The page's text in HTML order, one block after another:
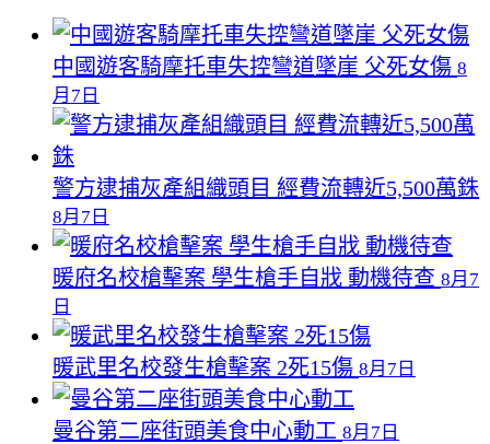
中國遊客騎摩托車失控彎道墜崖 父死女傷 8
月7日
警方逮捕灰產組織頭目 經費流轉近5,500萬銖
8月7日
暖府名校槍擊案 學生槍手自戕 動機待查 8月7
日
暖武里名校發生槍擊案 2死15傷 8月7日
曼谷第二座街頭美食中心動工 8月7日